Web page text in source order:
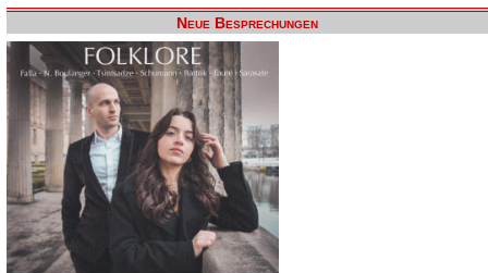
Neue Besprechungen